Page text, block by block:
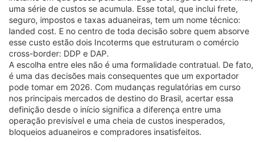
uma série de custos se acumula. Esse total, que inclui frete,
seguro, impostos e taxas aduaneiras, tem um nome técnico:
landed cost. E no centro de toda decisão sobre quem absorve
esse custo estão dois Incoterms que estruturam o comércio
cross-border: DDP e DAP.
A escolha entre eles não é uma formalidade contratual. De fato,
é uma das decisões mais consequentes que um exportador
pode tomar em 2026. Com mudanças regulatórias em curso
nos principais mercados de destino do Brasil, acertar essa
definição desde o início significa a diferença entre uma
operação previsível e uma cheia de custos inesperados,
bloqueios aduaneiros e compradores insatisfeitos.